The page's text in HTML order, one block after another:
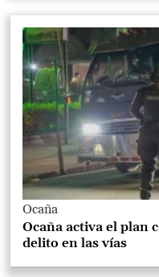
Ocaña
Ocaña activa el plan
delito en las vías